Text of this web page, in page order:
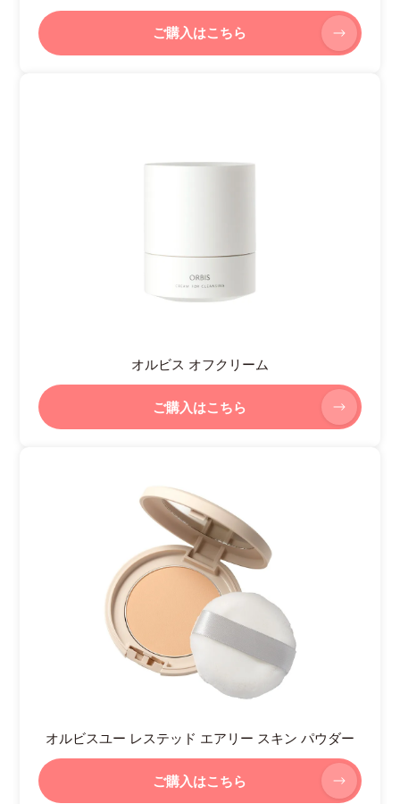
ご購入はこちら
オルビス オフクリーム
ご購入はこちら
オルビスユー レステッド エアリー スキン パウダー
ご購入はこちら